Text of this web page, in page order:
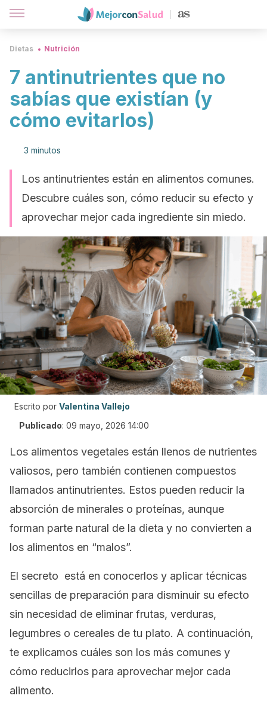
Dietas Nutrición
7 antinutrientes que no
sabías que existían (y
cómo evitarlos)
3 minutos
Los antinutrientes están en alimentos comunes.
Descubre cuáles son, cómo reducir su efecto y
aprovechar mejor cada ingrediente sin miedo.
Escrito por Valentina Vallejo
Publicado: 09 mayo, 2026 14:00
Los alimentos vegetales están llenos de nutrientes
valiosos, pero también contienen compuestos
llamados antinutrientes. Estos pueden reducir la
absorción de minerales o proteínas, aunque
forman parte natural de la dieta y no convierten a
los alimentos en “malos”.
El secreto está en conocerlos y aplicar técnicas
sencillas de preparación para disminuir su efecto
sin necesidad de eliminar frutas, verduras,
legumbres o cereales de tu plato. A continuación,
te explicamos cuáles son los más comunes y
cómo reducirlos para aprovechar mejor cada
alimento.